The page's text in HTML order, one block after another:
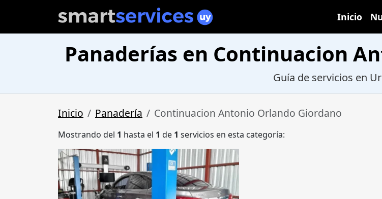
Inicio
Panaderías en Continuacion
Guía de servicios en
Inicio Panadería Continuacion Antonio Orlando Giordano
Mostrando del 1 hasta el 1 de 1 servicios en esta categoría: